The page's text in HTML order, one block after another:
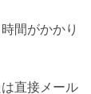
間がかかり
直接メール